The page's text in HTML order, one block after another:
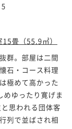
5
畳（55.9㎡）
群。部屋は二間
石・コース料理
極めて高かった
ゆったり寛げま
思われる団体客
列で並ばされ相